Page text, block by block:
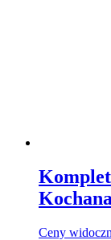
Ceny